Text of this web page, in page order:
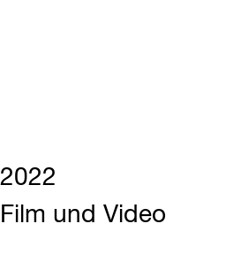
2022
Film und Video